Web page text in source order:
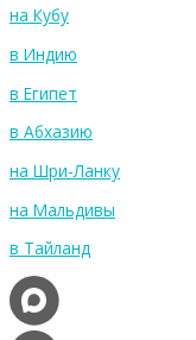
на Кубу
в Индию
в Египет
в Абхазию
на Шри-Ланку
на Мальдивы
в Тайланд